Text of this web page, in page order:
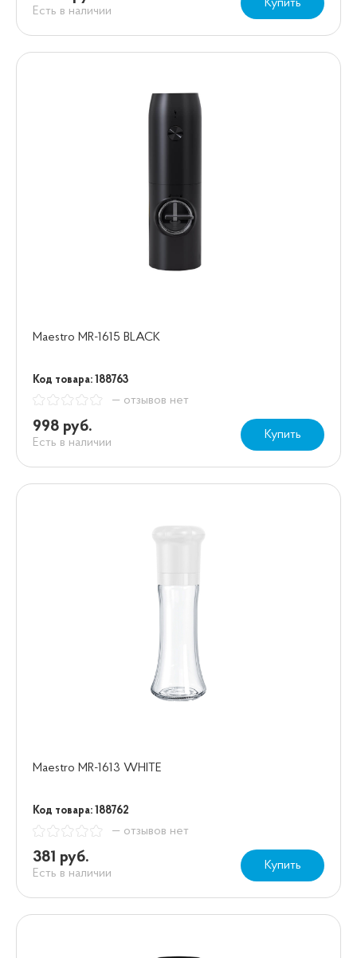
Есть в наличии
Купить
Maestro MR-1615 BLACK
Код товара: 188763
— отзывов нет
998 руб.
Есть в наличии
Купить
Maestro MR-1613 WHITE
Код товара: 188762
— отзывов нет
381 руб.
Есть в наличии
Купить